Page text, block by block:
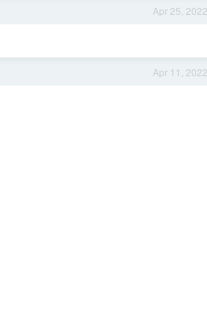
Apr 25, 2022
Apr 11, 2022